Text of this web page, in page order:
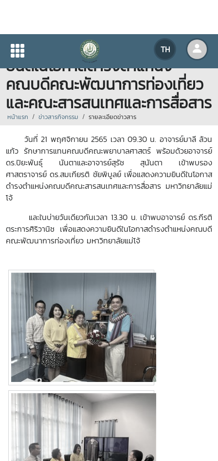
TH
คณะพยาบาลศาสตร์แสดงความ
ยินดีในโอกาสดำรงตำแหน่ง
คณบดีคณะพัฒนาการท่องเที่ยว
และคณะสารสนเทศและการสื่อสาร
หน้าแรก ข่าวสารกิจกรรม รายละเอียดข่าวสาร
วันที่ 21 พฤศจิกายน 2565 เวลา 09.30 น. อาจารย์มาลี ล้วน
แก้ว รักษาการแทนคณบดีคณะพยาบาลศาสตร์ พร้อมด้วยอาจารย์
ดร.ปิยะพันธุ์ นันตาและอาจารย์สุรัช สุนันตา เข้าพบรอง
ศาสตราจารย์ ดร.สมเกียรติ ชัยพิบูลย์ เพื่อแสดงความยินดีในโอกาส
ดำรงตำแหน่งคณบดีคณะสารสนเทศและการสื่อสาร มหาวิทยาลัยแม่
โจ้
และในบ่ายวันเดียวกันเวลา 13.30 น. เข้าพบอาจารย์ ดร.กีรติ
ตระการศิริวานิช เพื่อแสดงความยินดีในโอกาสดำรงตำแหน่งคณบดี
คณะพัฒนาการท่องเที่ยว มหาวิทยาลัยแม่โจ้